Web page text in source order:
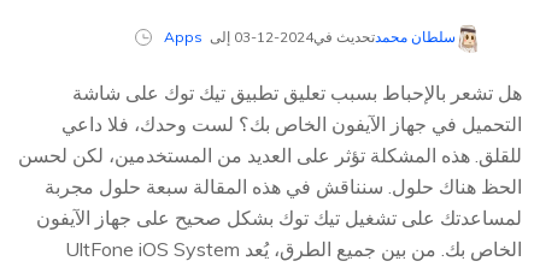
سلطان محمدتحديث في2024-12-03 إلى Apps
هل تشعر بالإحباط بسبب تعليق تطبيق تيك توك على شاشة
التحميل في جهاز الآيفون الخاص بك؟ لست وحدك، فلا داعي
للقلق. هذه المشكلة تؤثر على العديد من المستخدمين، لكن لحسن
الحظ هناك حلول. سنناقش في هذه المقالة سبعة حلول مجربة
لمساعدتك على تشغيل تيك توك بشكل صحيح على جهاز الآيفون
الخاص بك. من بين جميع الطرق، يُعد UltFone iOS System